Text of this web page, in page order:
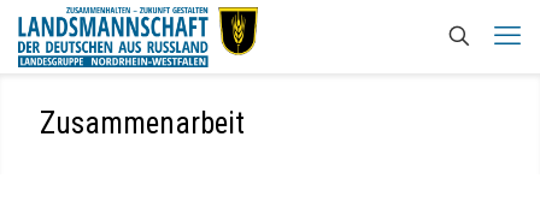
Zusammenarbeit